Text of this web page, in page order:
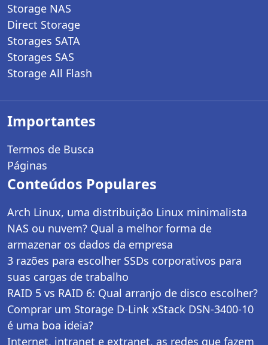
Storage NAS
Direct Storage
Storages SATA
Storages SAS
Storage All Flash
Importantes
Termos de Busca
Páginas
Conteúdos Populares
Arch Linux, uma distribuição Linux minimalista
NAS ou nuvem? Qual a melhor forma de
armazenar os dados da empresa
3 razões para escolher SSDs corporativos para
suas cargas de trabalho
RAID 5 vs RAID 6: Qual arranjo de disco escolher?
Comprar um Storage D-Link xStack DSN-3400-10
é uma boa ideia?
Internet, intranet e extranet, as redes que fazem